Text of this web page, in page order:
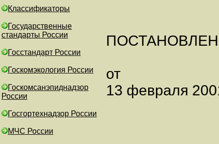
Классификаторы
Государственные
стандарты России
Госстандарт России
Госкомэкология России
Госкомсанэпиднадзор
России
Госгортехнадзор России
МЧС России
от
13 февраля